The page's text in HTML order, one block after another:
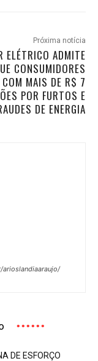
Próxima notícia
ELÉTRICO ADMITE
CONSUMIDORES
COM MAIS DE R$ 7
POR FURTOS E
DE ENERGIA
DE ESFORÇO